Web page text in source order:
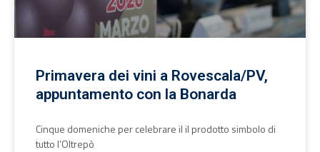
Primavera dei vini a Rovescala/PV,
appuntamento con la Bonarda
Cinque domeniche per celebrare il il prodotto simbolo di
tutto l’Oltrepò